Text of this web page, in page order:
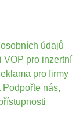
údajů
VOP pro inzertní
pro firmy
Podpořte nás,